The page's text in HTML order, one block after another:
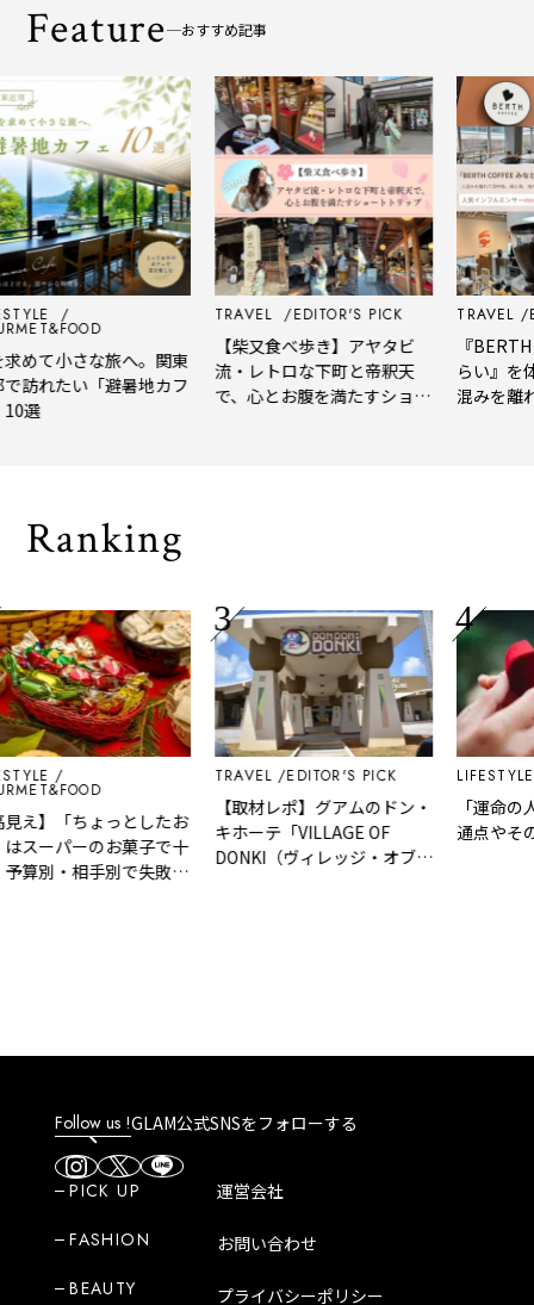
Feature おすすめ記事
めて小さな旅へ。関東
訪れたい「避暑地カフ
選
TRAVEL EDITOR'S PICK
【柴又食べ歩き】アヤタビ
流・レトロな下町と帝釈天
で、心とお腹を満たすショー
TRAVEL
『BERTH
らい』を
混みを離
Ranking
え】「ちょっとしたお
スーパーのお菓子で十
算別・相手別で失敗し
TRAVEL EDITOR'S PICK
【取材レポ】グアムのドン・
キホーテ「VILLAGE OF
DONKI（ヴィレッジ・オブ・
LIFESTYLE
「運命の
通点やそ
Follow us !GLAM公式SNSをフォローする
PICK UP
FASHION
BEAUTY
運営会社
お問い合わせ
プライバシーポリシー